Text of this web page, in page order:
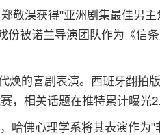
敬淏获得"亚洲剧集最佳男主
份被诺兰导演团队作为《信
焕的喜剧表演。西班牙翻拍
，相关话题在推特累计曝光
哈佛心理学系将其表演作为"